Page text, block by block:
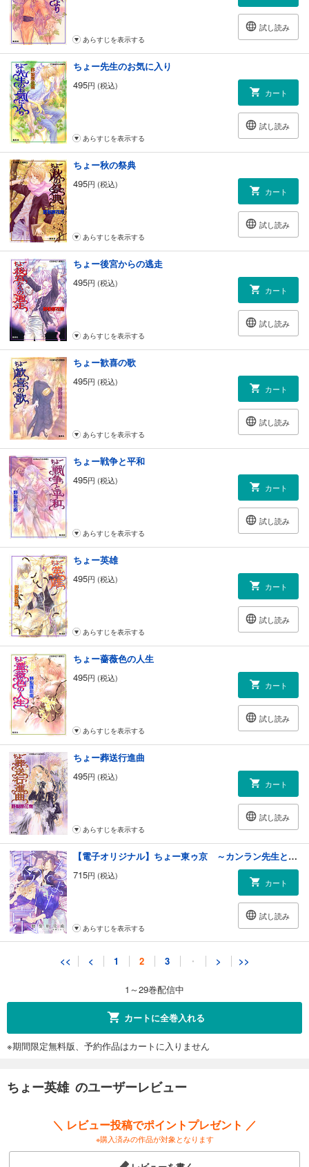
試し読み
あらすじを表示する
ちょー先生のお気に入り
495円 (税込)
カート
試し読み
あらすじを表示する
ちょー秋の祭典
495円 (税込)
カート
試し読み
あらすじを表示する
ちょー後宮からの逃走
495円 (税込)
カート
試し読み
あらすじを表示する
ちょー歓喜の歌
495円 (税込)
カート
試し読み
あらすじを表示する
ちょー戦争と平和
495円 (税込)
カート
試し読み
あらすじを表示する
ちょー英雄
495円 (税込)
カート
試し読み
あらすじを表示する
ちょー薔薇色の人生
495円 (税込)
カート
試し読み
あらすじを表示する
ちょー葬送行進曲
495円 (税込)
カート
試し読み
あらすじを表示する
【電子オリジナル】ちょー東ゥ京 ～カンラン先生とクジ君～
715円 (税込)
カート
試し読み
あらすじを表示する
あらすじを表示する
【電子オリジナル】ちょー東ゥ京３ ～月の光ワルツ～
あらすじを表示する
【電子オリジナル】ちょー東ゥ京４ ～カンラン先生とクジ君のクリスマス～
<< < 1 2 3 ・ > >>
1～29巻配信中
カートに全巻入れる
※期間限定無料版、予約作品はカートに入りません
ちょー英雄 のユーザーレビュー
＼ レビュー投稿でポイントプレゼント ／
※購入済みの作品が対象となります